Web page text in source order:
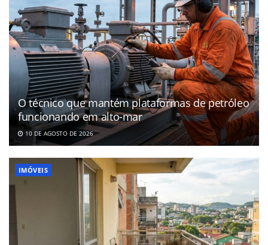
O técnico que mantém plataformas de petróleo
funcionando em alto-mar
10 DE AGOSTO DE 2026
IMÓVEIS